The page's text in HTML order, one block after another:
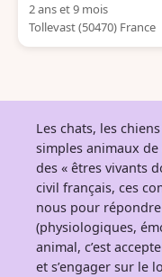
2 ans et 9 mois
Tollevast (50470) France
Les chats, les
simples animaux
des « êtres vivants
civil français, ces
nous pour répondre
(physiologiques,
animal, c’est
et s’engager sur le